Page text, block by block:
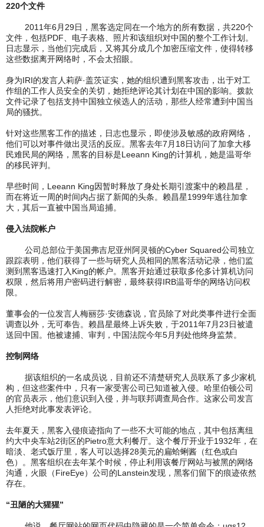
220个文件
2011年6月29日，黑客选定同在一个地方的所有数据，共220个
文件，包括PDF、电子表格、照片和该组织对中国的整个工作计划。
日志显示，当他们完成后，又将其分成几个加密压缩文件，使得转移
这些数据离开网络时，不会太招眼。
身为IRI的发言人莉萨·盖茨证实，她的组织遭到黑客攻击，出于对工
作组的工作人员安全的关切，她拒绝评论其计划在中国的影响。拨款
文件记录了包括支持中国独立候选人的活动，那些人经常遭到中国当
局的骚扰。
针对这些黑客工作的描述，日志也显示，即使涉及敏感的政府网络，
他们可以对事件做出灵活的反应。黑客去年7月18日访问了加拿大移
民难民局的网络，黑客的目标是Leeann King的计算机，她是温哥华
的移民评判。
早些时间，Leeann King因暂时释放了身处长期引渡案中的赖昌星，
而在将近一周的时间内占据了新闻的头条。赖昌星1999年逃往加拿
大，其后一直被中国当局追捕。
侵入法院帐户
公司总部位于美国弗吉尼亚州阿灵顿的Cyber Squared公司独立
跟踪表明，他们获得了一些与研究人员相同的黑客活动记录，他们监
测到黑客迅速打入King的帐户。黑客开始通过获取多伦多计算机访问
权限，然后将用户密码进行解密，最终获得IRB温哥华的网络访问权
限。
董事会的一位发言人梅丽莎·安德森说，官员除了对此类事件进行全面
调查以外，无可奉告。赖昌星最终上诉失败，于2011年7月23日被遣
送回中国。他被逮捕、审判，中国法院今年5月判处他终身监禁。
控制网络
据该组织的一名成员说，目前还不清楚研究人员联系了多少家机
构，但这些案件中，只有一家受害公司已知道被入侵。哈里伯顿公司
的官员表示，他们意识到入侵，并与联邦调查局合作。这家公司发言
人拒绝对此事发表评论。
去年夏天，黑客入侵痕迹指向了一些不大可能的地点，其中包括离纽
约大中央车站2街区的Pietro意大利餐厅。这个餐厅开业于1932年，在
暗淡、老式饭厅里，客人可以选择28美元的扁蛤蜊酱（红色或白
色）。黑客组织在去年某个时候，停止利用该餐厅网站与被黑的网络
沟通，火眼（FireEye）公司的Lanstein发现，黑客们留下的痕迹依然
存在。
“丑陋的大猩猩”